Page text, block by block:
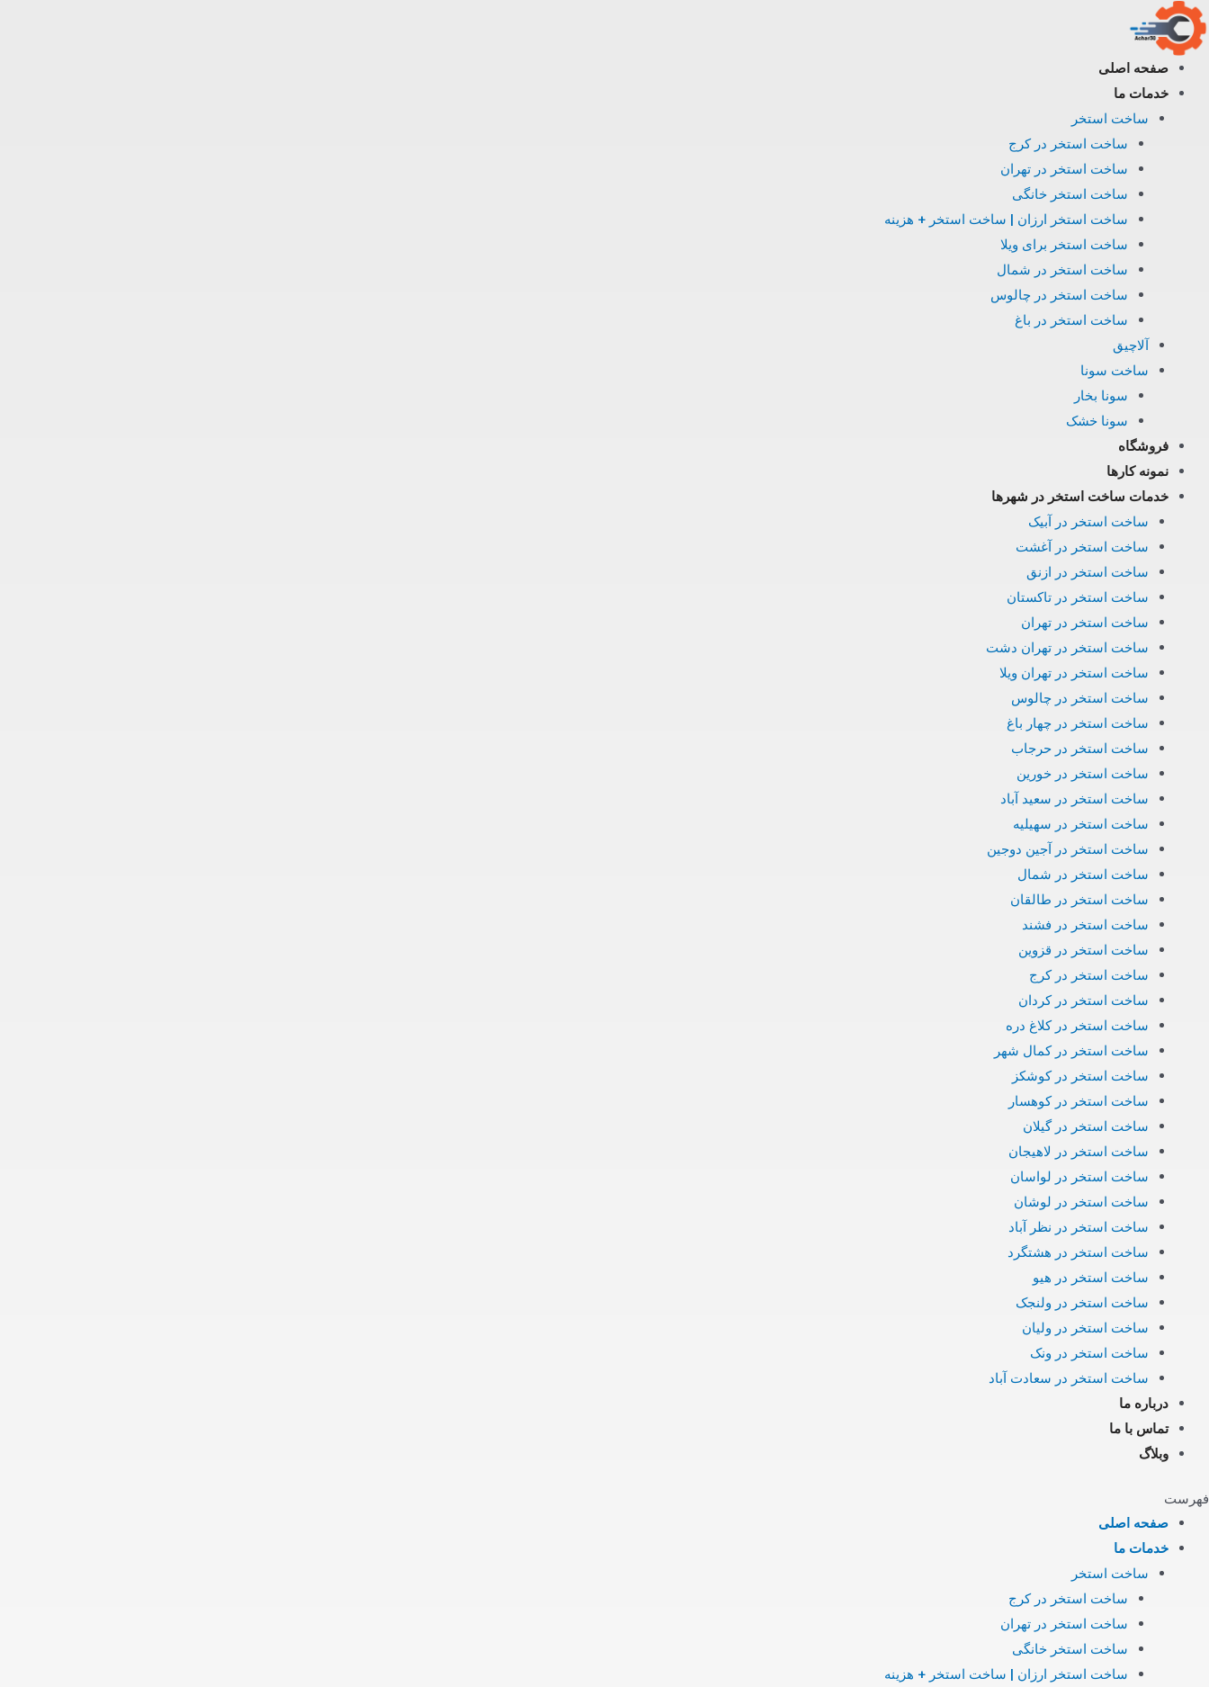
رفتن
به
محتوا
صفحه اصلی
خدمات ما
ساخت استخر
ساخت استخر در کرج
ساخت استخر در تهران
ساخت استخر خانگی
ساخت استخر ارزان | ساخت استخر + هزینه
ساخت استخر برای ویلا
ساخت استخر در شمال
ساخت استخر در چالوس
ساخت استخر در باغ
آلاچیق
ساخت سونا
سونا بخار
سونا خشک
فروشگاه
نمونه کارها
خدمات ساخت استخر در شهرها
ساخت استخر در آبیک
ساخت استخر در آغشت
ساخت استخر در ازنق
ساخت استخر در تاکستان
ساخت استخر در تهران
ساخت استخر در تهران دشت
ساخت استخر در تهران ویلا
ساخت استخر در چالوس
ساخت استخر در چهار باغ
ساخت استخر در حرجاب
ساخت استخر در خورین
ساخت استخر در سعید آباد
ساخت استخر در سهیلیه
ساخت استخر در آجین دوجین
ساخت استخر در شمال
ساخت استخر در طالقان
ساخت استخر در فشند
ساخت استخر در قزوین
ساخت استخر در کرج
ساخت استخر در کردان
ساخت استخر در کلاغ دره
ساخت استخر در کمال شهر
ساخت استخر در کوشکز
ساخت استخر در کوهسار
ساخت استخر در گیلان
ساخت استخر در لاهیجان
ساخت استخر در لواسان
ساخت استخر در لوشان
ساخت استخر در نظر آباد
ساخت استخر در هشتگرد
ساخت استخر در هیو
ساخت استخر در ولنجک
ساخت استخر در ولیان
ساخت استخر در ونک
ساخت استخر در سعادت آباد
درباره ما
تماس با ما
وبلاگ
فهرست
صفحه اصلی
خدمات ما
ساخت استخر
ساخت استخر در کرج
ساخت استخر در تهران
ساخت استخر خانگی
ساخت استخر ارزان | ساخت استخر + هزینه